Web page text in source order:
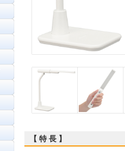
【 特 長 】